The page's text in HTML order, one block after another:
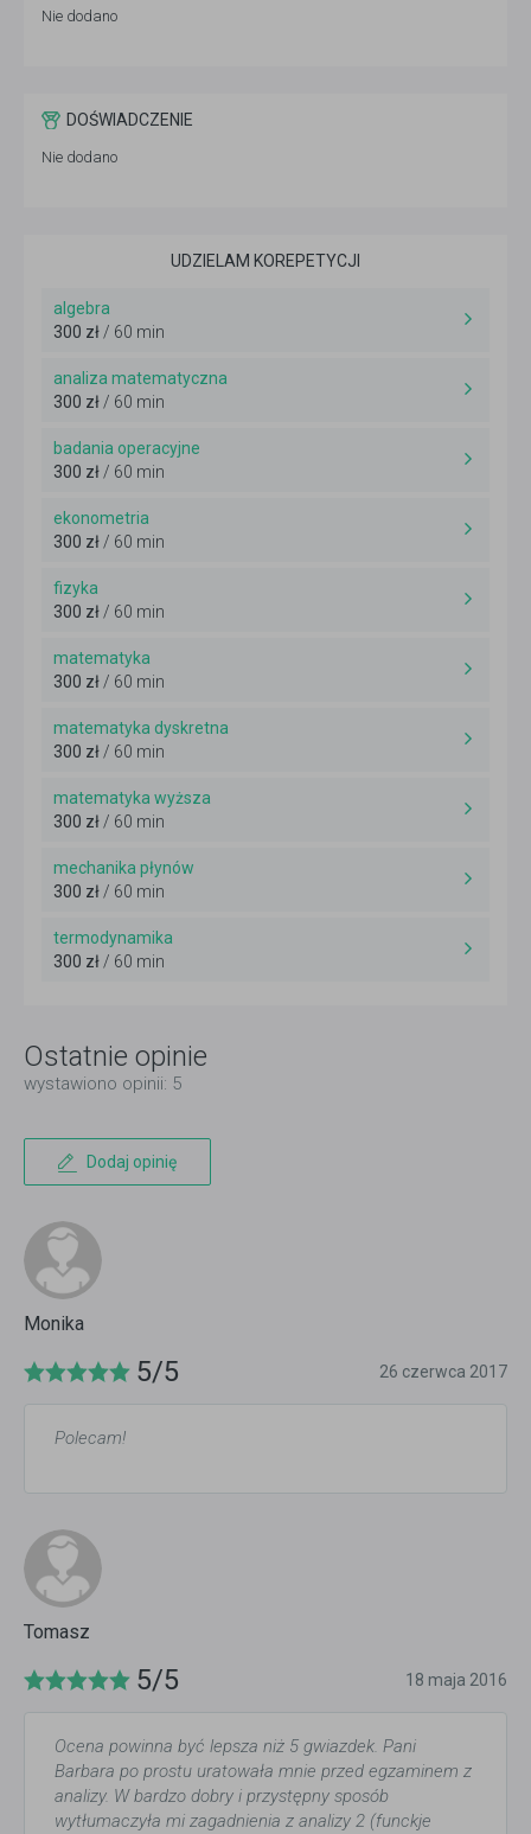
Nie dodano
DOŚWIADCZENIE
Nie dodano
UDZIELAM KOREPETYCJI
algebra
300 zł/ 60 min
analiza matematyczna
300 zł/ 60 min
badania operacyjne
300 zł/ 60 min
ekonometria
300 zł/ 60 min
fizyka
300 zł/ 60 min
matematyka
300 zł/ 60 min
matematyka dyskretna
300 zł/ 60 min
matematyka wyższa
300 zł/ 60 min
mechanika płynów
300 zł/ 60 min
termodynamika
300 zł/ 60 min
Ostatnie opinie
wystawiono opinii: 5
Dodaj opinię
Monika
5/5 26 czerwca 2017
Polecam!
Tomasz
5/5 18 maja 2016
Ocena powinna być lepsza niż 5 gwiazdek. Pani
Barbara po prostu uratowała mnie przed egzaminem z
analizy. W bardzo dobry i przystępny sposób
wytłumaczyła mi zagadnienia z analizy 2 (funckje